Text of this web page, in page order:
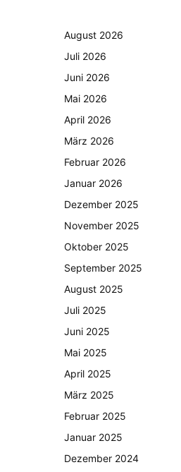
August 2026
Juli 2026
Juni 2026
Mai 2026
April 2026
März 2026
Februar 2026
Januar 2026
Dezember 2025
November 2025
Oktober 2025
September 2025
August 2025
Juli 2025
Juni 2025
Mai 2025
April 2025
März 2025
Februar 2025
Januar 2025
Dezember 2024